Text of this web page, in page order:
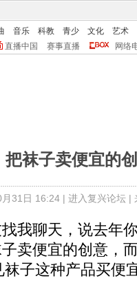
音乐 科教 青少 文化
艺术
直播中国 赛事直播 网络
把袜子卖便宜的
31日 16:24 | 进入复兴论坛|
聊天，说去年
卖便宜的创意，
子这种产品买便